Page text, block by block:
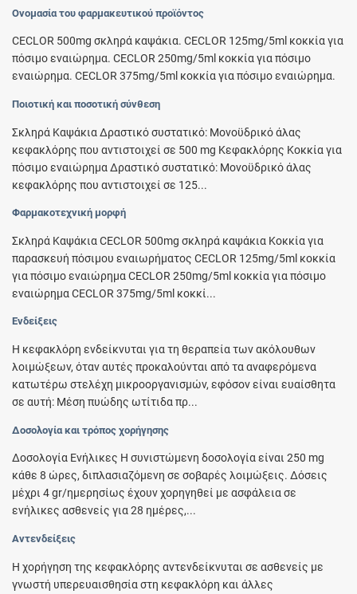
Ονομασία του φαρμακευτικού προϊόντος
CECLOR 500mg σκληρά καψάκια. CECLOR 125mg/5ml κοκκία για
πόσιμο εναιώρημα. CECLOR 250mg/5ml κοκκία για πόσιμο
εναιώρημα. CECLOR 375mg/5ml κοκκία για πόσιμο εναιώρημα.
Ποιοτική και ποσοτική σύνθεση
Σκληρά Καψάκια Δραστικό συστατικό: Μονοϋδρικό άλας
κεφακλόρης που αντιστοιχεί σε 500 mg Κεφακλόρης Κοκκία για
πόσιμο εναιώρημα Δραστικό συστατικό: Μονοϋδρικό άλας
κεφακλόρης που αντιστοιχεί σε 125...
Φαρμακοτεχνική μορφή
Σκληρά Καψάκια CECLOR 500mg σκληρά καψάκια Κοκκία για
παρασκευή πόσιμου εναιωρήματος CECLOR 125mg/5ml κοκκία
για πόσιμο εναιώρημα CECLOR 250mg/5ml κοκκία για πόσιμο
εναιώρημα CECLOR 375mg/5ml κοκκί...
Ενδείξεις
Η κεφακλόρη ενδείκνυται για τη θεραπεία των ακόλουθων
λοιμώξεων, όταν αυτές προκαλούνται από τα αναφερόμενα
κατωτέρω στελέχη μικροοργανισμών, εφόσον είναι ευαίσθητα
σε αυτή: Μέση πυώδης ωτίτιδα πρ...
Δοσολογία και τρόπος χορήγησης
Δοσολογία Ενήλικες Η συνιστώμενη δοσολογία είναι 250 mg
κάθε 8 ώρες, διπλασιαζόμενη σε σοβαρές λοιμώξεις. Δόσεις
μέχρι 4 gr/ημερησίως έχουν χορηγηθεί με ασφάλεια σε
ενήλικες ασθενείς για 28 ημέρες,...
Αντενδείξεις
Η χορήγηση της κεφακλόρης αντενδείκνυται σε ασθενείς με
γνωστή υπερευαισθησία στη κεφακλόρη και άλλες